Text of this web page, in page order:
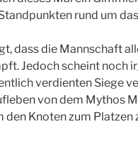
rund um
dass die Mannschaft
Jedoch scheint noch
verdienten Siege
von dem Mythos
Knoten zum Platzen